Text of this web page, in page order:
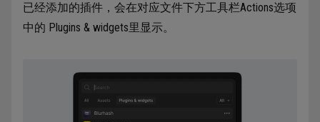
已经添加的插件，会在对应文件下方工具栏Actions选项
中的 Plugins & widgets里显示。